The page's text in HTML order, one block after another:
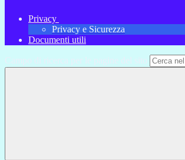
Privacy
Privacy e Sicurezza
Documenti utili
Campo di ricerca per le pagine del sito